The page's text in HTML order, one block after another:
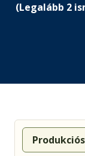
(Legalább 2